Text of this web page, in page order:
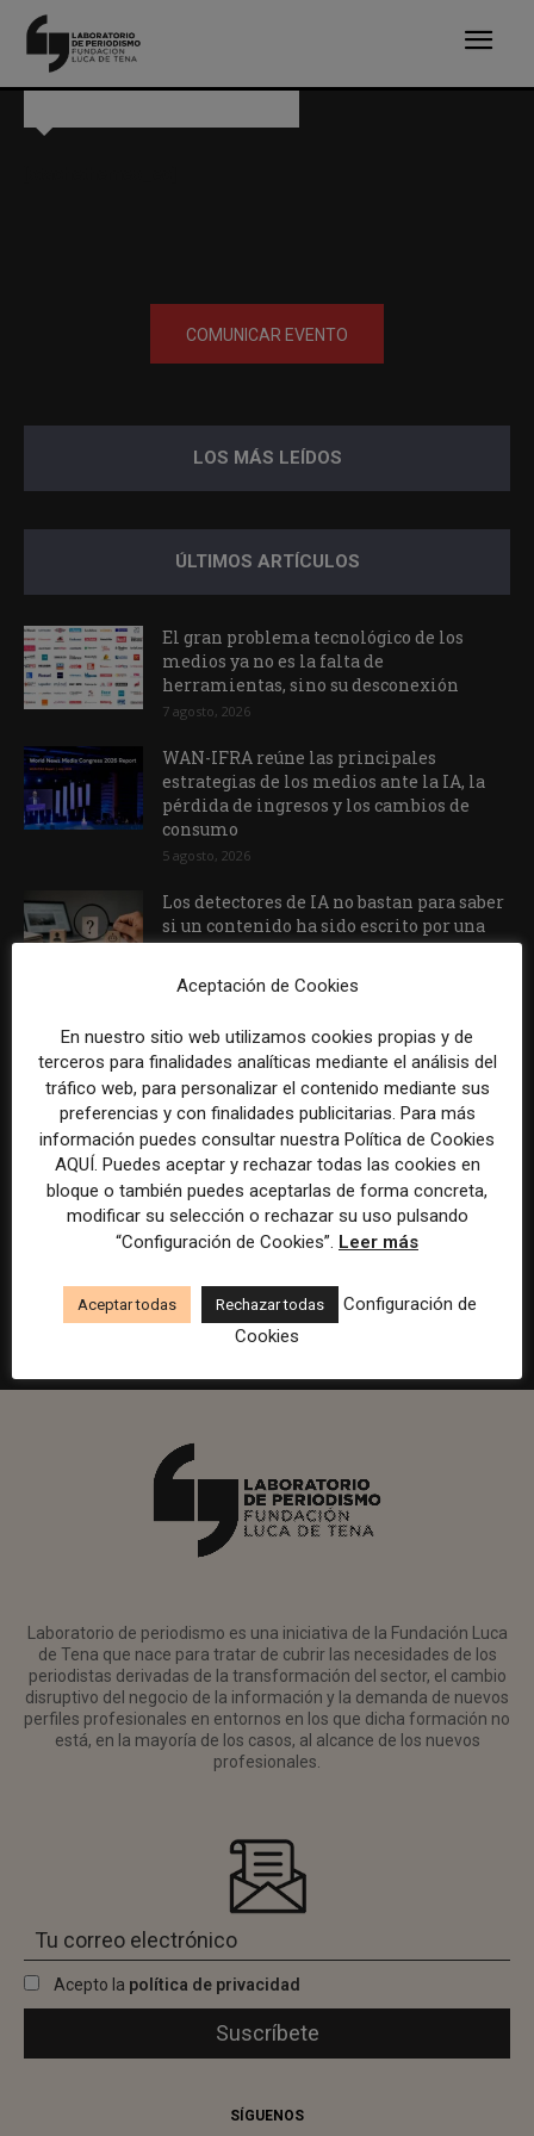
COMUNICAR EVENTO
LOS MÁS LEÍDOS
ÚLTIMOS ARTÍCULOS
El gran problema tecnológico de los
medios ya no es la falta de
herramientas, sino su desconexión
7 agosto, 2026
WAN-IFRA reúne las principales
estrategias de los medios ante la IA, la
pérdida de ingresos y los cambios de
consumo
5 agosto, 2026
Los detectores de IA no bastan para saber
si un contenido ha sido escrito por una
persona
3 agosto, 2026
Laboratorio de periodismo es una iniciativa de la Fundación Luca
de Tena que nace para tratar de cubrir las necesidades de los
periodistas derivadas de la transformación del sector, el cambio
disruptivo del negocio de la información y la demanda de nuevos
perfiles profesionales en entornos en los que dicha formación no
está, en la mayoría de los casos, al alcance de los nuevos
profesionales.
Acepto la política de privacidad
SÍGUENOS
Aceptación de Cookies
En nuestro sitio web utilizamos cookies propias y de
terceros para finalidades analíticas mediante el análisis del
tráfico web, para personalizar el contenido mediante sus
preferencias y con finalidades publicitarias. Para más
información puedes consultar nuestra Política de Cookies
AQUÍ. Puedes aceptar y rechazar todas las cookies en
bloque o también puedes aceptarlas de forma concreta,
modificar su selección o rechazar su uso pulsando
“Configuración de Cookies”. Leer más
Aceptar todas Rechazar todas
Configuración de
Cookies